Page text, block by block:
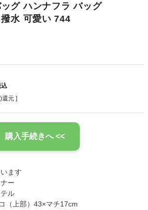
グ ハンナフラ バッグ
水 可愛い 744
還元 ]
購入手続きへ <<
ます
ー
ル
（上部）43×マチ17cm